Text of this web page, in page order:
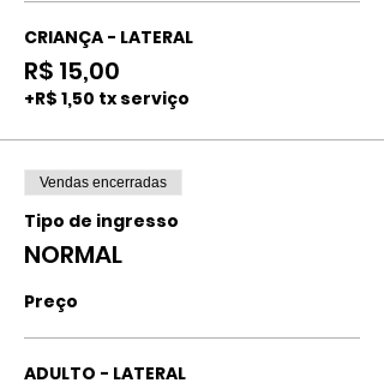
CRIANÇA - LATERAL
R$ 15,00
+R$ 1,50 tx serviço
Vendas encerradas
Tipo de ingresso
NORMAL
Preço
ADULTO - LATERAL